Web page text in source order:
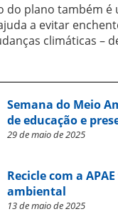
do plano também
a evitar
climáticas –
Semana do Meio
de educação e
29 de maio de 2025
Recicle com a
ambiental
13 de maio de 2025